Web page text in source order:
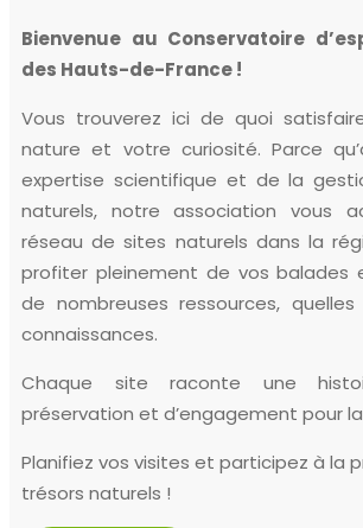
Bienvenue au Conservatoire
des Hauts-de-France !
Vous trouverez ici de quoi
nature et votre curiosité. Parce
expertise scientifique et de la
naturels, notre association vous
réseau de sites naturels dans la
profiter pleinement de vos balades
de nombreuses ressources,
connaissances.
Chaque site raconte une
préservation et d’engagement pour
Planifiez vos visites et participez à la
trésors naturels !